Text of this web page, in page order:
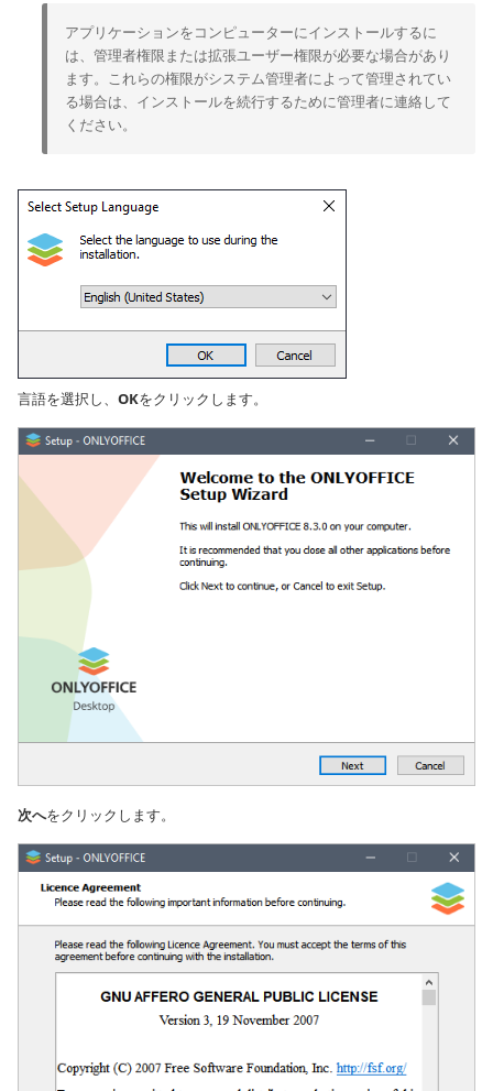
アプリケーションをコンピューターにインストールするに
は、管理者権限または拡張ユーザー権限が必要な場合があり
ます。これらの権限がシステム管理者によって管理されてい
る場合は、インストールを続行するために管理者に連絡して
ください。
言語を選択し、 OKをクリックします。
次へをクリックします。